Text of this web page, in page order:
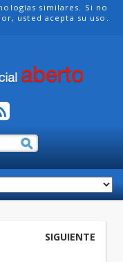
similares. Si no
usted acepta su uso.
SIGUIENTE